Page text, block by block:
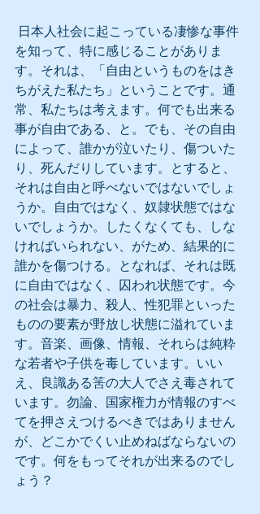
を知って、特に感じることがありま
す。それは、「自由というものをはき
ちがえた私たち」ということです。通
常、私たちは考えます。何でも出来る
事が自由である、と。でも、その自由
によって、誰かが泣いたり、傷ついた
り、死んだりしています。とすると、
それは自由と呼べないではないでしょ
うか。自由ではなく、奴隷状態ではな
いでしょうか。したくなくても、しな
ければいられない、がため、結果的に
誰かを傷つける。となれば、それは既
に自由ではなく、囚われ状態です。今
の社会は暴力、殺人、性犯罪といった
ものの要素が野放し状態に溢れていま
す。音楽、画像、情報、それらは純粋
な若者や子供を毒しています。いい
え、良識ある筈の大人でさえ毒されて
います。勿論、国家権力が情報のすべ
てを押さえつけるべきではありません
が、どこかでくい止めねばならないの
です。何をもってそれが出来るのでし
ょう？